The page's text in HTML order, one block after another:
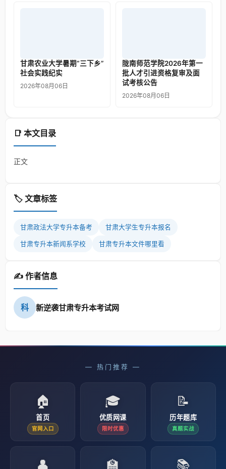
📑 本文目录
正文
🏷️ 文章标签
甘肃政法大学专升本备考 甘肃大学生专升本报名
甘肃专升本新闻系学校 甘肃专升本文件哪里看
✍️ 作者信息
科 新逆袭甘肃专升本考试网
甘肃农业大学暑期“三下乡”
社会实践纪实
2026年08月06日
陇南师范学院2026年第一
批人才引进资格复审及面
试考核公告
2026年08月06日
— 热门推荐 —
🏠
首页
官网入口
🎓
优质网课
限时优惠
📝
历年题库
真题实战
👤 🏫 📚